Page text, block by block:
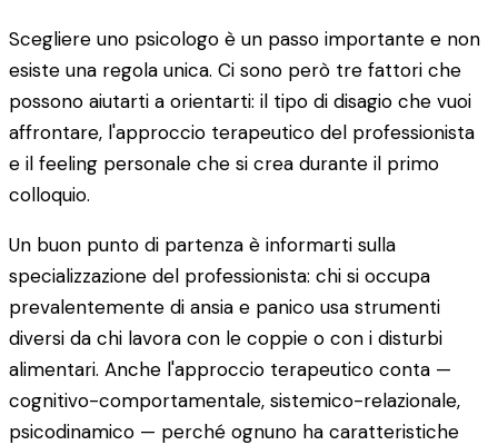
Scegliere uno psicologo è un passo importante e non
esiste una regola unica. Ci sono però tre fattori che
possono aiutarti a orientarti: il tipo di disagio che vuoi
affrontare, l'approccio terapeutico del professionista
e il feeling personale che si crea durante il primo
colloquio.
Un buon punto di partenza è informarti sulla
specializzazione del professionista: chi si occupa
prevalentemente di ansia e panico usa strumenti
diversi da chi lavora con le coppie o con i disturbi
alimentari. Anche l'approccio terapeutico conta —
cognitivo-comportamentale, sistemico-relazionale,
psicodinamico — perché ognuno ha caratteristiche